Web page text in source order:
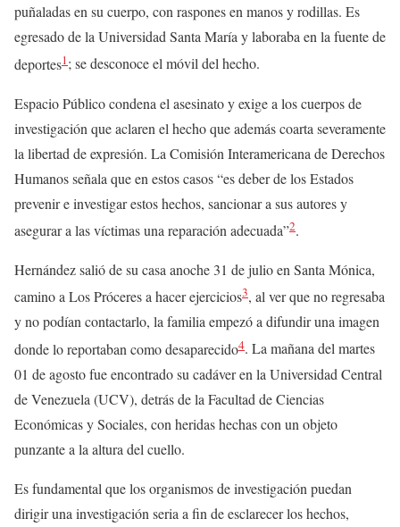
puñaladas en su cuerpo, con raspones en manos y rodillas. Es
egresado de la Universidad Santa María y laboraba en la fuente de
deportes1 ; se desconoce el móvil del hecho.
Espacio Público condena el asesinato y exige a los cuerpos de
investigación que aclaren el hecho que además coarta severamente
la libertad de expresión. La Comisión Interamericana de Derechos
Humanos señala que en estos casos “es deber de los Estados
prevenir e investigar estos hechos, sancionar a sus autores y
asegurar a las víctimas una reparación adecuada”2.
Hernández salió de su casa anoche 31 de julio en Santa Mónica,
camino a Los Próceres a hacer ejercicios3, al ver que no regresaba
y no podían contactarlo, la familia empezó a difundir una imagen
donde lo reportaban como desaparecido4. La mañana del martes
01 de agosto fue encontrado su cadáver en la Universidad Central
de Venezuela (UCV), detrás de la Facultad de Ciencias
Económicas y Sociales, con heridas hechas con un objeto
punzante a la altura del cuello.
Es fundamental que los organismos de investigación puedan
dirigir una investigación seria a fin de esclarecer los hechos,